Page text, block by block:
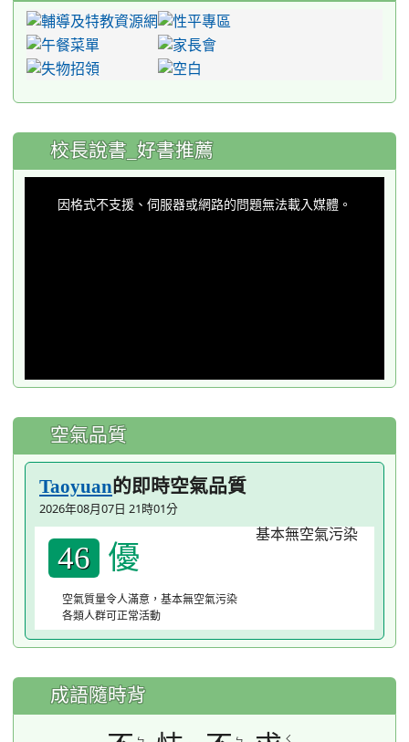
:::
校長說書_好書推薦
因格式不支援、伺服器或網路的問題無法載入媒體。
空氣品質
Taoyuan的即時空氣品質
2026年08月07日 21時01分
46 優
空氣質量令人滿意，基本無空氣污染
各類人群可正常活動
成語隨時背
ㄑ